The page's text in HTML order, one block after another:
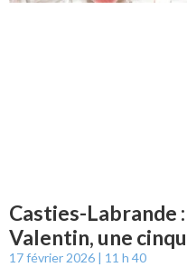
Casties-Labrande
Valentin, une
17 février 2026 11 h 40